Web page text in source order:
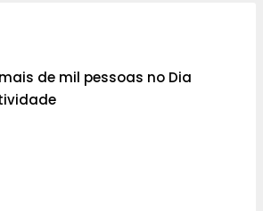
de mil pessoas no Dia